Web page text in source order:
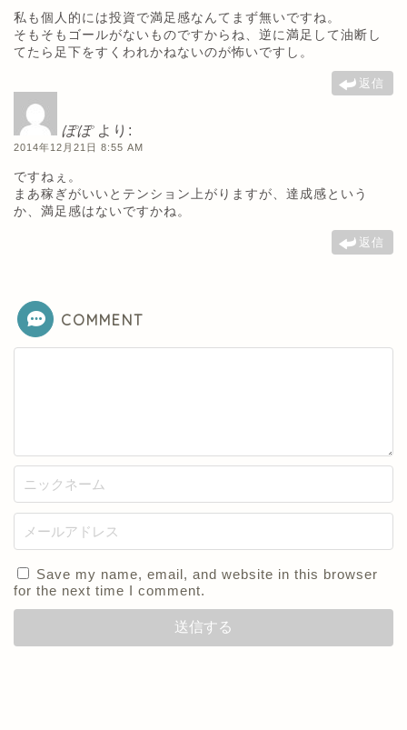
私も個人的には投資で満足感なんてまず無いですね。
そもそもゴールがないものですからね、逆に満足して油断し
てたら足下をすくわれかねないのが怖いですし。
返信
ぽぽ より:
2014年12月21日 8:55 AM
ですねぇ。
まあ稼ぎがいいとテンション上がりますが、達成感という
か、満足感はないですかね。
返信
COMMENT
Save my name, email, and website in this browser
for the next time I comment.